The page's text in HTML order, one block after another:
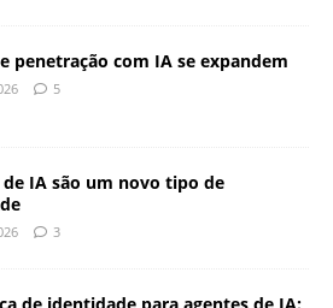
penetração com IA se expandem
5
de IA são um novo tipo de
3